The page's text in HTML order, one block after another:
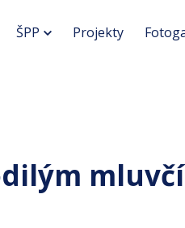
ŠPP Projekty